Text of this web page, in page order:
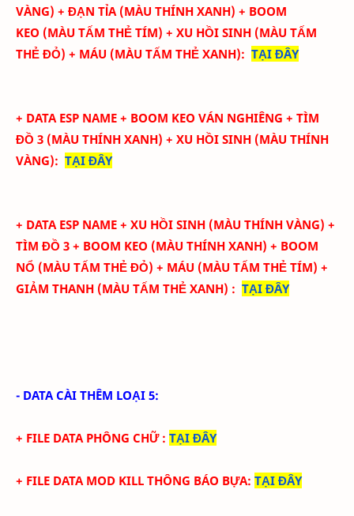
VÀNG) + ĐẠN TỈA (MÀU THÍNH XANH) + BOOM
KEO (MÀU TẤM THẺ TÍM) + XU HỒI SINH (MÀU TẤM
THẺ ĐỎ) + MÁU (MÀU TẤM THẺ XANH): TẠI ĐÂY
+ DATA ESP NAME + BOOM KEO VÁN NGHIÊNG + TÌM
ĐỒ 3 (MÀU THÍNH XANH) + XU HỒI SINH (MÀU THÍNH
VÀNG): TẠI ĐÂY
+ DATA ESP NAME + XU HỒI SINH (MÀU THÍNH VÀNG) +
TÌM ĐỒ 3 + BOOM KEO (MÀU THÍNH XANH) + BOOM
NỔ (MÀU TẤM THẺ ĐỎ) + MÁU (MÀU TẤM THẺ TÍM) +
GIẢM THANH (MÀU TẤM THẺ XANH) : TẠI ĐÂY
- DATA CÀI THÊM LOẠI 5:
+ FILE DATA PHÔNG CHỮ : TẠI ĐÂY
+ FILE DATA MOD KILL THÔNG BÁO BỰA: TẠI ĐÂY